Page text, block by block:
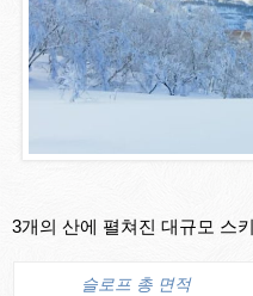
3개의 산에 펼쳐진 대규모 스
슬로프 총 면적